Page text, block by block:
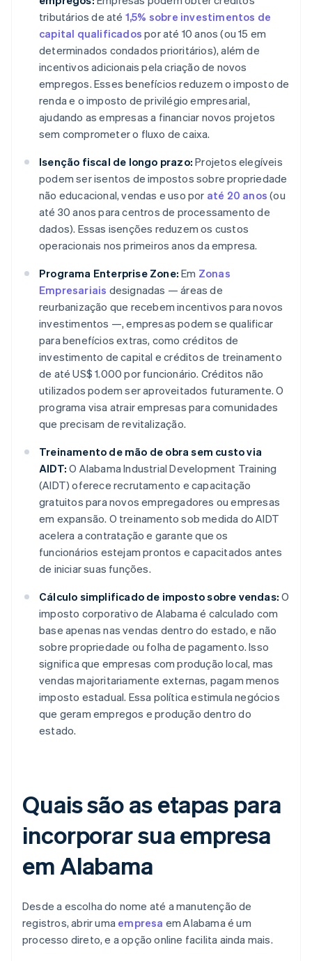
tributários de até 1,5% sobre investimentos de
capital qualificados por até 10 anos (ou 15 em
determinados condados prioritários), além de
incentivos adicionais pela criação de novos
empregos. Esses benefícios reduzem o imposto de
renda e o imposto de privilégio empresarial,
ajudando as empresas a financiar novos projetos
sem comprometer o fluxo de caixa.
Isenção fiscal de longo prazo: Projetos elegíveis
podem ser isentos de impostos sobre propriedade
não educacional, vendas e uso por até 20 anos (ou
até 30 anos para centros de processamento de
dados). Essas isenções reduzem os custos
operacionais nos primeiros anos da empresa.
Programa Enterprise Zone: Em Zonas
Empresariais designadas — áreas de
reurbanização que recebem incentivos para novos
investimentos —, empresas podem se qualificar
para benefícios extras, como créditos de
investimento de capital e créditos de treinamento
de até US$ 1.000 por funcionário. Créditos não
utilizados podem ser aproveitados futuramente. O
programa visa atrair empresas para comunidades
que precisam de revitalização.
Treinamento de mão de obra sem custo via
AIDT: O Alabama Industrial Development Training
(AIDT) oferece recrutamento e capacitação
gratuitos para novos empregadores ou empresas
em expansão. O treinamento sob medida do AIDT
acelera a contratação e garante que os
funcionários estejam prontos e capacitados antes
de iniciar suas funções.
Cálculo simplificado de imposto sobre vendas: O
imposto corporativo de Alabama é calculado com
base apenas nas vendas dentro do estado, e não
sobre propriedade ou folha de pagamento. Isso
significa que empresas com produção local, mas
vendas majoritariamente externas, pagam menos
imposto estadual. Essa política estimula negócios
que geram empregos e produção dentro do
estado.
Quais são as etapas para
incorporar sua empresa
em Alabama
Desde a escolha do nome até a manutenção de
registros, abrir uma empresa em Alabama é um
processo direto, e a opção online facilita ainda mais.